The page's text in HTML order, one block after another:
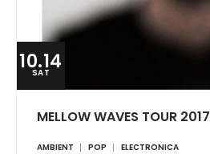
10.14
SAT
MELLOW WAVES TOUR 2017
AMBIENT POP ELECTRONICA